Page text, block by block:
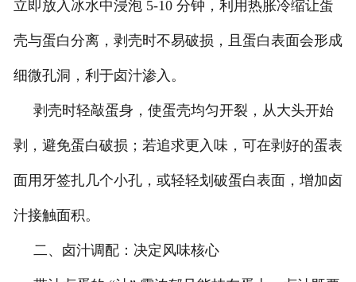
立即放入冰水中浸泡 5-10 分钟，利用热胀冷缩让蛋
壳与蛋白分离，剥壳时不易破损，且蛋白表面会形成
细微孔洞，利于卤汁渗入。
剥壳时轻敲蛋身，使蛋壳均匀开裂，从大头开始
剥，避免蛋白破损；若追求更入味，可在剥好的蛋表
面用牙签扎几个小孔，或轻轻划破蛋白表面，增加卤
汁接触面积。
二、卤汁调配：决定风味核心